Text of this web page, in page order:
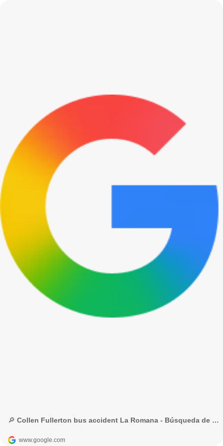
🔎 Collen Fullerton bus accident La Romana - Búsqueda de Google
www.google.com